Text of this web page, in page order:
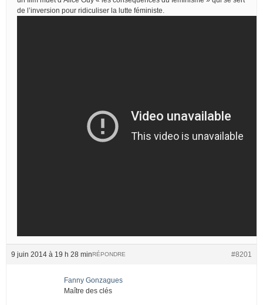
de l’inversion pour ridiculiser la lutte féministe.
9 juin 2014 à 19 h 28 min #8201
RÉPONDRE
Fanny Gonzagues
Maître des clés